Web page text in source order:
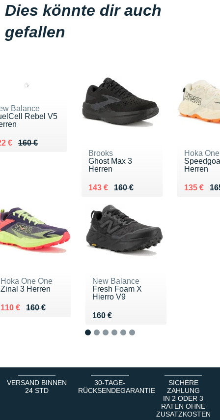
Dies könnte dir auch
gefallen
Balance
Rebel V5
160 €
lieu de 160 €
€
122 €
Brooks
Ghost Max 3
Herren
160 €
Au lieu de 160 €
143 €
Vendu 143 €
Hoka
Herren
Au lieu
135 €
Vendu
Hoka One One
Zinal 3 Herren
160 €
Au lieu de 160 €
110 €
Vendu 110 €
New Balance
Fresh Foam X
Hierro V9
160 €
Vendu 160 €
VERSAND BINNEN
24 STD
30-TAGE-
RÜCKSENDEGARANTIE
SICHERE
ZAHLUNG
IN 2 ODER 3
RATEN OHNE
ZUSATZKOSTEN